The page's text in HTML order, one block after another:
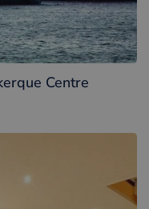
Centre